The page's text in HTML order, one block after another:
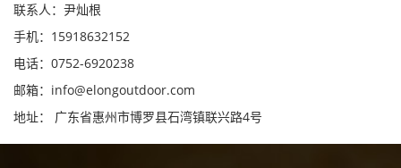
联系人：尹灿根
手机：15918632152
电话：0752-6920238
邮箱： info@elongoutdoor.com
地址： 广东省惠州市博罗县石湾镇联兴路4号